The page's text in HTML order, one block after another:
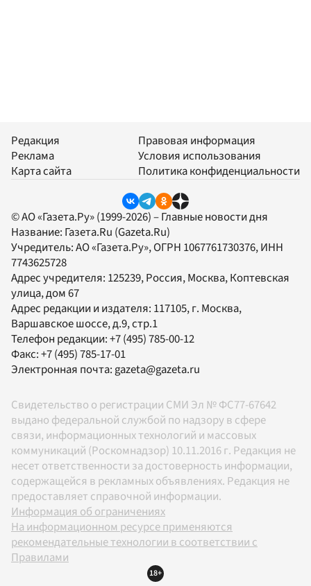
Редакция
Реклама
Карта сайта
Правовая информация
Условия использования
Политика конфиденциальности
© АО «Газета.Ру» (1999-2026) – Главные новости дня
Название: Газета.Ru (Gazeta.Ru)
Учредитель:АО «Газета.Ру», ОГРН 1067761730376, ИНН
7743625728
Адрес учредителя: 125239, Россия, Москва, Коптевская
улица, дом 67
Адрес редакции и издателя: 117105, г. Москва,
Варшавское шоссе, д.9, стр.1
Телефон редакции:+7 (495) 785-00-12
Факс:+7 (495) 785-17-01
Электронная почта: gazeta@gazeta.ru
Свидетельство о регистрации СМИ Эл № ФС77-67642
выдано федеральной службой по надзору в сфере
связи, информационных технологий и массовых
коммуникаций (Роскомнадзор) 10.11.2016 г. Редакция не
несет ответственности за достоверность информации,
содержащейся в рекламных объявлениях. Редакция не
предоставляет справочной информации.
Информация об ограничениях
На информационном ресурсе применяются
рекомендательные технологии в соответствии с
Правилами
18+